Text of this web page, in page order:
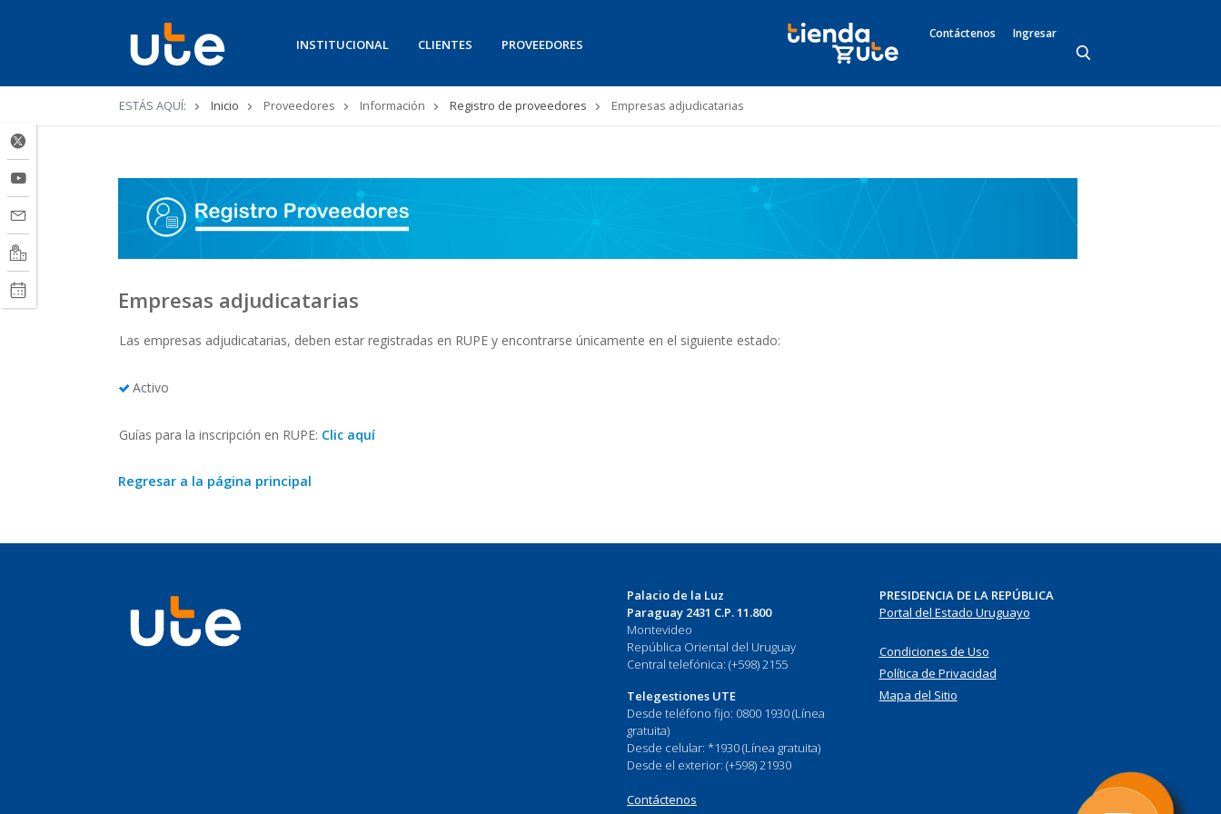
INSTITUCIONAL CLIENTES PROVEEDORES
Contáctenos Ingresar
Ruta
navegación
ESTÁS AQUÍ: Inicio Proveedores Información Registro de proveedores Empresas adjudicatarias
Empresas adjudicatarias
Las empresas adjudicatarias, deben estar registradas en RUPE y encontrarse únicamente en el siguiente estado:
Activo
Guías para la inscripción en RUPE: Clic aquí
Regresar a la página principal
Palacio de la Luz
Paraguay 2431 C.P. 11.800
Montevideo
República Oriental del Uruguay
Central telefónica: (+598) 2155
Telegestiones UTE
Desde teléfono fijo: 0800 1930 (Línea
gratuita)
Desde celular: *1930 (Línea gratuita)
Desde el exterior: (+598) 21930
Contáctenos
PRESIDENCIA DE LA REPÚBLICA
Portal del Estado Uruguayo
Condiciones de Uso
Política de Privacidad
Mapa del Sitio